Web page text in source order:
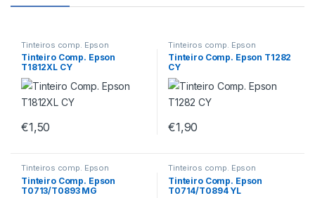
Tinteiros comp. Epson
Tinteiro Comp. Epson
T1812XL CY
€1,50
Tinteiros comp. Epson
Tinteiro Comp. Epson T1282
CY
€1,90
Tinteiros comp. Epson
Tinteiro Comp. Epson
T0713/T0893 MG
Tinteiros comp. Epson
Tinteiro Comp. Epson
T0714/T0894 YL